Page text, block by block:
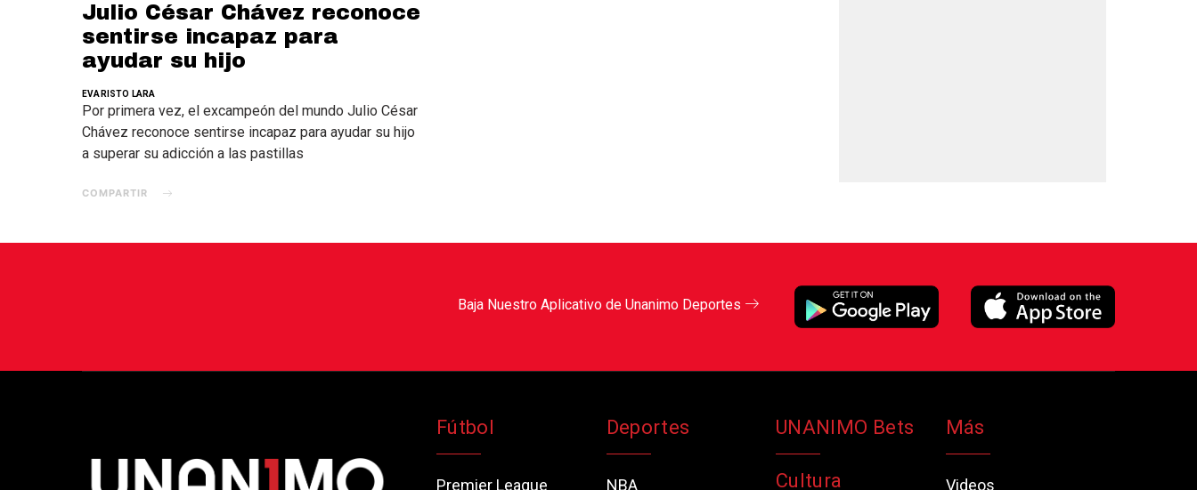
Julio César Chávez reconoce
sentirse incapaz para
ayudar su hijo
EVARISTO LARA
Por primera vez, el excampeón del mundo Julio César
Chávez reconoce sentirse incapaz para ayudar su hijo
a superar su adicción a las pastillas
COMPARTIR
Baja Nuestro Aplicativo de Unanimo Deportes
Fútbol
Premier League
Deportes
NBA
UNANIMO Bets
Cultura
Más
Videos